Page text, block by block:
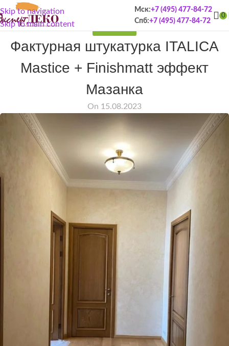
Skip to navigation
Skip to main content
Мск:+7 (495) 477-84-72
Спб:+7 (495) 477-84-72
0
Фактурная штукатурка ITALICA
Mastice + Finishmatt эффект
Мазанка
On 15.08.2023